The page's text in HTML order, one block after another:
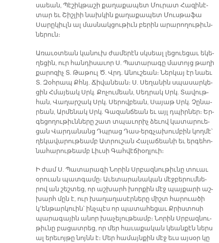
սաեան, Պէ­շիկ­թա­շի քա­ղա­քա­պետ Մու­րատ Հա­զի­նէ­
տար եւ Շիշ­լիի նախ­կին քա­ղա­քա­պետ Մուս­թա­ֆա
Սա­րը­կիւլն ալ մաս­նակ­ցու­թիւն բե­րին ա­րա­րո­ղու­թիւն­
նե­րուն։
Ա­ռա­ւօ­տեան կա­նուխ ժա­մե­րէն սկսեալ լե­ցուե­ցաւ ե­կե­
ղե­ցին, ուր հան­դի­սա­ւոր Ս. Պա­տա­րա­գը մա­տոյց թա­ղի
քա­րո­զիչ Տ. Թա­թուլ Ծ. Վրդ. Ա­նու­շեան։ Ներ­կայ էր նաեւ
Տ. Զօհ­րապ Քհնյ. Ճի­վա­նեան։ Ս. Սե­ղա­նին սպա­սար­կե­
ցին Հմա­յեակ Սրկ. Քո­չու­մեան, Սեդ­րակ Սրկ. Տա­վութ­
հան, Վա­ղար­շակ Սրկ. Սե­րով­բեան, Սա­յաթ Սրկ. Չը­նա­
րեան, Ար­մե­նակ Սրկ. Գա­զան­ճեան եւ այլ դպիր­ներ։ Եր­
գե­ցո­ղու­թիւն­նե­րը շատ տպա­ւո­րիչ ձե­ւով կա­տա­րուե­
ցան Վարդա­նանց Դպրաց Դաս-երգ­չա­խում­բին կող­մէ՝
ղե­կա­վա­րու­թեամբ Ատ­րու­շան Հա­լա­ճեա­նի եւ եր­գե­հո­
նա­հա­րու­թեամբ Լիւ­սի Գահ­վէ­ճիօղ­լուի։
Ի ժամ Ս. Պա­տա­րա­գի Նո­րին Սրբազ­նու­թիւ­նը տուաւ
օրուան պատ­գա­մը։ Ա­ւե­տա­րա­նա­կան մէջ­բե­րում­նե­
րով ան շեշ­տեց, որ աշ­խարհ խոր­քին մէջ պայ­քա­րի աշ­
խարհ մըն է, ուր խա­ղա­ղա­սէր­նե­րը միշտ հա­րուա­ծի
կ՚են­թար­կուին՝ ինչ­պէս որ պա­տա­հե­ցաւ Քրիս­տո­սի
պա­րա­գա­յին ա­նոր խա­չե­լու­թեամբ։ Նո­րին Սրբազ­նու­
թիւ­նը բա­ցատ­րեց, որ մեր հա­ւա­քա­կան կեան­քէն ներս
ալ ե­րե­ւոյ­թը նոյնն է։ Մեր հա­մայն­քին մէջ եւս այ­սօր կը